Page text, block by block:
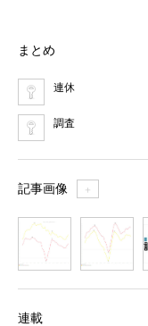
まとめ
連休
調査
記事画像 ＋
連載